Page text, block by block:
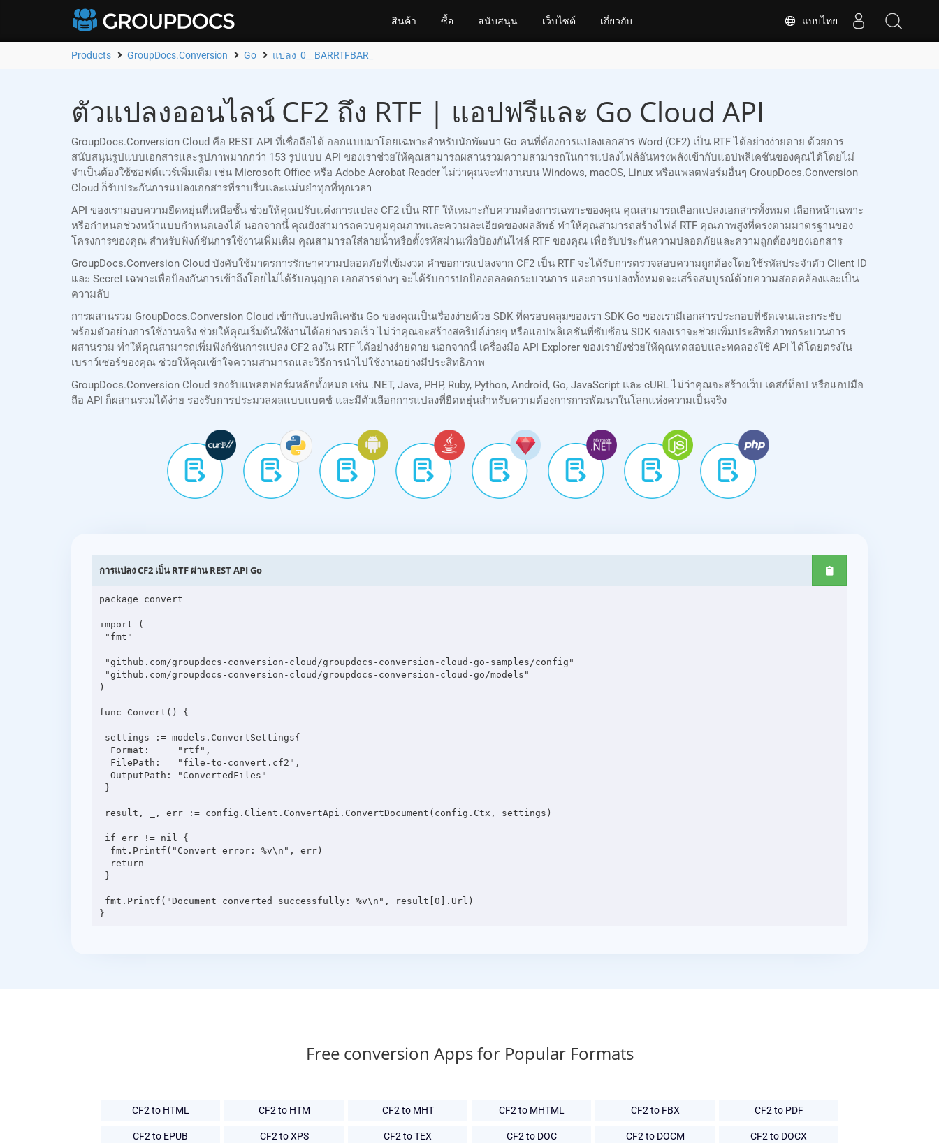
แบบไทย
สินค้า ซื้อ สนับสนุน เว็บไซต์ เกี่ยวกับ
Products GroupDocs.Conversion Go แปลง_0__BARRTFBAR_
ตัวแปลงออนไลน์ CF2 ถึง RTF | แอปฟรีและ Go Cloud API
GroupDocs.Conversion Cloud คือ REST API ที่เชื่อถือได้ ออกแบบมาโดยเฉพาะสำหรับนักพัฒนา Go คนที่ต้องการแปลงเอกสาร Word (CF2) เป็น RTF ได้อย่างง่ายดาย ด้วยการ
สนับสนุนรูปแบบเอกสารและรูปภาพมากกว่า 153 รูปแบบ API ของเราช่วยให้คุณสามารถผสานรวมความสามารถในการแปลงไฟล์อันทรงพลังเข้ากับแอปพลิเคชันของคุณได้โดยไม่
จำเป็นต้องใช้ซอฟต์แวร์เพิ่มเติม เช่น Microsoft Office หรือ Adobe Acrobat Reader ไม่ว่าคุณจะทำงานบน Windows, macOS, Linux หรือแพลตฟอร์มอื่นๆ GroupDocs.Conversion
Cloud ก็รับประกันการแปลงเอกสารที่ราบรื่นและแม่นยำทุกที่ทุกเวลา
API ของเรามอบความยืดหยุ่นที่เหนือชั้น ช่วยให้คุณปรับแต่งการแปลง CF2 เป็น RTF ให้เหมาะกับความต้องการเฉพาะของคุณ คุณสามารถเลือกแปลงเอกสารทั้งหมด เลือกหน้าเฉพาะ
หรือกำหนดช่วงหน้าแบบกำหนดเองได้ นอกจากนี้ คุณยังสามารถควบคุมคุณภาพและความละเอียดของผลลัพธ์ ทำให้คุณสามารถสร้างไฟล์ RTF คุณภาพสูงที่ตรงตามมาตรฐานของ
โครงการของคุณ สำหรับฟังก์ชันการใช้งานเพิ่มเติม คุณสามารถใส่ลายน้ำหรือตั้งรหัสผ่านเพื่อป้องกันไฟล์ RTF ของคุณ เพื่อรับประกันความปลอดภัยและความถูกต้องของเอกสาร
GroupDocs.Conversion Cloud บังคับใช้มาตรการรักษาความปลอดภัยที่เข้มงวด คำขอการแปลงจาก CF2 เป็น RTF จะได้รับการตรวจสอบความถูกต้องโดยใช้รหัสประจำตัว Client ID
และ Secret เฉพาะเพื่อป้องกันการเข้าถึงโดยไม่ได้รับอนุญาต เอกสารต่างๆ จะได้รับการปกป้องตลอดกระบวนการ และการแปลงทั้งหมดจะเสร็จสมบูรณ์ด้วยความสอดคล้องและเป็น
ความลับ
การผสานรวม GroupDocs.Conversion Cloud เข้ากับแอปพลิเคชัน Go ของคุณเป็นเรื่องง่ายด้วย SDK ที่ครอบคลุมของเรา SDK Go ของเรามีเอกสารประกอบที่ชัดเจนและกระชับ
พร้อมตัวอย่างการใช้งานจริง ช่วยให้คุณเริ่มต้นใช้งานได้อย่างรวดเร็ว ไม่ว่าคุณจะสร้างสคริปต์ง่ายๆ หรือแอปพลิเคชันที่ซับซ้อน SDK ของเราจะช่วยเพิ่มประสิทธิภาพกระบวนการ
ผสานรวม ทำให้คุณสามารถเพิ่มฟังก์ชันการแปลง CF2 ลงใน RTF ได้อย่างง่ายดาย นอกจากนี้ เครื่องมือ API Explorer ของเรายังช่วยให้คุณทดสอบและทดลองใช้ API ได้โดยตรงใน
เบราว์เซอร์ของคุณ ช่วยให้คุณเข้าใจความสามารถและวิธีการนำไปใช้งานอย่างมีประสิทธิภาพ
GroupDocs.Conversion Cloud รองรับแพลตฟอร์มหลักทั้งหมด เช่น .NET, Java, PHP, Ruby, Python, Android, Go, JavaScript และ cURL ไม่ว่าคุณจะสร้างเว็บ เดสก์ท็อป หรือแอปมือ
ถือ API ก็ผสานรวมได้ง่าย รองรับการประมวลผลแบบแบตช์ และมีตัวเลือกการแปลงที่ยืดหยุ่นสำหรับความต้องการการพัฒนาในโลกแห่งความเป็นจริง
การแปลง CF2 เป็น RTF ผ่าน REST API Go
package convert
import (
)
func Convert() {
Free conversion Apps for Popular Formats
CF2 to HTML CF2 to HTM CF2 to MHT CF2 to MHTML CF2 to FBX CF2 to PDF
CF2 to EPUB CF2 to XPS CF2 to TEX CF2 to DOC CF2 to DOCM CF2 to DOCX